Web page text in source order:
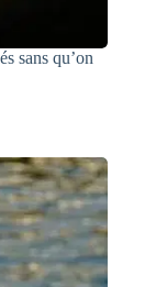
sans qu’on